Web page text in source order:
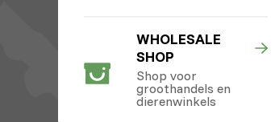
WHOLESALE
SHOP
Shop voor
groothandels en
dierenwinkels